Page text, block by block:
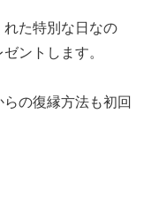
た特別な日なの
ントします。
の復縁方法も初回